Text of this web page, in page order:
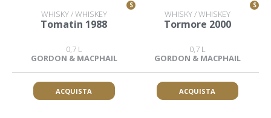
S
WHISKY / WHISKEY
Tomatin 1988
0,7 L
GORDON & MACPHAIL
ACQUISTA
S
WHISKY / WHISKEY
Tormore 2000
0,7 L
GORDON & MACPHAIL
ACQUISTA